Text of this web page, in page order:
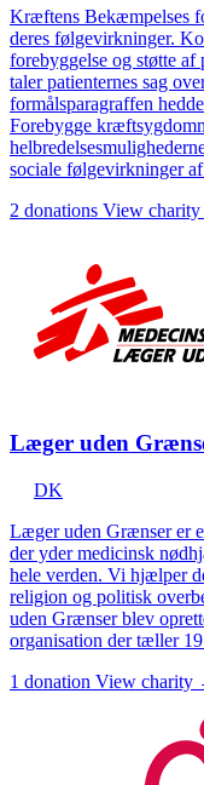
Kræftens Bekæmpelses
deres følgevirkninger.
forebyggelse og støtte af
taler patienternes sag
formålsparagraffen
Forebygge
sociale følgevirkninger
2 donations View
Læger uden
DK
Læger uden Grænser er
der yder medicinsk
hele verden. Vi hjælper
religion og politisk
uden Grænser blev
organisation der tæller
1 donation View charity